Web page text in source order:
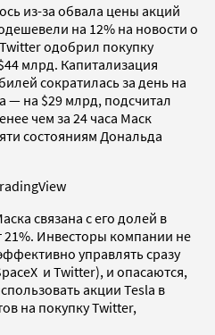
из-за обвала цены акций
на 12% на новости о
одобрил покупку
млрд. Капитализация
сократилась за день на
— на $29 млрд, подсчитал
чем за 24 часа Маск
состояниям Дональда
связана с его долей в
21%. Инвесторы компании не
управлять сразу
и Twitter), и опасаются,
акции Tesla в
на покупку Twitter,